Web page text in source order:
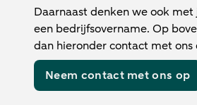
Daarnaast denken we ook
een bedrijfsovername. Op
dan hieronder contact met ons
Neem contact met ons op